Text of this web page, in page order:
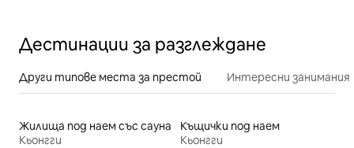
Дестинации за разглеждане
Други типове места за престой Интересни занимания
Жилища под наем със сауна
Кьонгги
Къщички под наем
Кьонгги